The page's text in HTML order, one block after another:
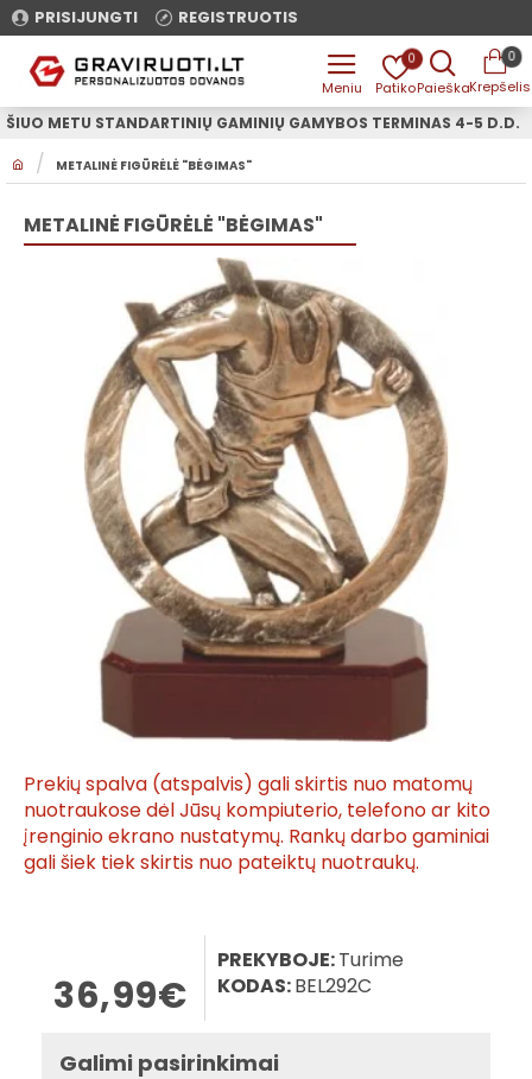
PRISIJUNGTI REGISTRUOTIS
0 0
O
E
METALINĖ FIGŪRĖLĖ "BĖGIMAS"
ŠIUO METU STANDARTINIŲ GAMINIŲ GAMYBOS TERMINAS 4-5 D.D.
METALINĖ FIGŪRĖLĖ "BĖGIMAS"
Prekių spalva (atspalvis) gali skirtis nuo matomų
nuotraukose dėl Jūsų kompiuterio, telefono ar kito
įrenginio ekrano nustatymų. Rankų darbo gaminiai
gali šiek tiek skirtis nuo pateiktų nuotraukų.
36,99€
PREKYBOJE:Turime
KODAS:BEL292C
Galimi pasirinkimai